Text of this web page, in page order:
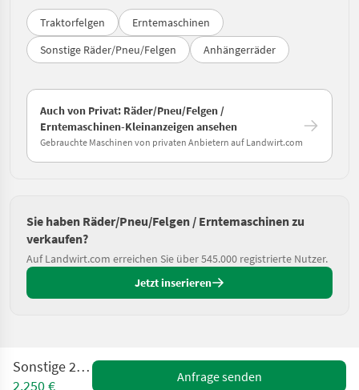
Traktorfelgen
Erntemaschinen
Sonstige Räder/Pneu/Felgen
Anhängerräder
Auch von Privat: Räder/Pneu/Felgen /
Erntemaschinen-Kleinanzeigen ansehen
Gebrauchte Maschinen von privaten Anbietern auf Landwirt.com
Sie haben Räder/Pneu/Felgen / Erntemaschinen zu
verkaufen?
Auf Landwirt.com erreichen Sie über 545.000 registrierte Nutzer.
Jetzt inserieren
Sonstige 23.1 R30
2.250 €
Anfrage senden